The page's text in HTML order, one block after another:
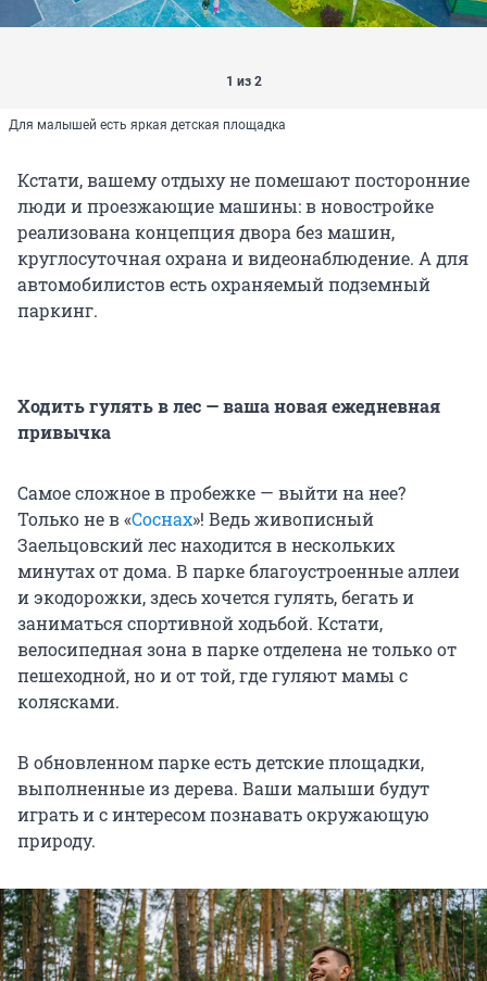
1 из 2
Для малышей есть яркая детская площадка
Кстати, вашему отдыху не помешают посторонние
люди и проезжающие машины: в новостройке
реализована концепция двора без машин,
круглосуточная охрана и видеонаблюдение. А для
автомобилистов есть охраняемый подземный
паркинг.
Ходить гулять в лес — ваша новая ежедневная
привычка
Самое сложное в пробежке — выйти на нее?
Только не в «Соснах»! Ведь живописный
Заельцовский лес находится в нескольких
минутах от дома. В парке благоустроенные аллеи
и экодорожки, здесь хочется гулять, бегать и
заниматься спортивной ходьбой. Кстати,
велосипедная зона в парке отделена не только от
пешеходной, но и от той, где гуляют мамы с
колясками.
В обновленном парке есть детские площадки,
выполненные из дерева. Ваши малыши будут
играть и с интересом познавать окружающую
природу.